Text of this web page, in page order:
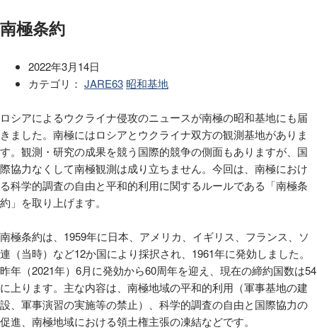
南極条約
2022年3月14日
カテゴリ： JARE63 昭和基地
ロシアによるウクライナ侵攻のニュースが南極の昭和基地にも届
きました。南極にはロシアとウクライナ双方の観測基地がありま
す。観測・研究の成果を競う国際的競争の側面もありますが、国
際協力なくして南極観測は成り立ちません。今回は、南極におけ
る科学的調査の自由と平和的利用に関するルールである「南極条
約」を取り上げます。
南極条約は、1959年に日本、アメリカ、イギリス、フランス、ソ
連（当時）など12か国により採択され、1961年に発効しました。
昨年（2021年）6月に発効から60周年を迎え、現在の締約国数は54
に上ります。主な内容は、南極地域の平和的利用（軍事基地の建
設、軍事演習の実施等の禁止）、科学的調査の自由と国際協力の
促進、南極地域における領土権主張の凍結などです。